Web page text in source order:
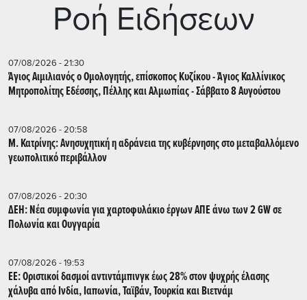
Ρoή Ειδήσεων
07/08/2026 - 21:30
Άγιος Αιμιλιανός ο Ομολογητής, επίσκοπος Κυζίκου - Άγιος Καλλίνικος
Μητροπολίτης Εδέσσης, Πέλλης και Αλμωπίας - Σάββατο 8 Αυγούστου
07/08/2026 - 20:58
Μ. Κατρίνης: Ανησυχητική η αδράνεια της κυβέρνησης στο μεταβαλλόμενο
γεωπολιτικό περιβάλλον
07/08/2026 - 20:30
ΔΕΗ: Νέα συμφωνία για χαρτοφυλάκιο έργων ΑΠΕ άνω των 2 GW σε
Πολωνία και Ουγγαρία
07/08/2026 - 19:53
ΕΕ: Οριστικοί δασμοί αντιντάμπινγκ έως 28% στον ψυχρής έλασης
χάλυβα από Ινδία, Ιαπωνία, Ταϊβάν, Τουρκία και Βιετνάμ